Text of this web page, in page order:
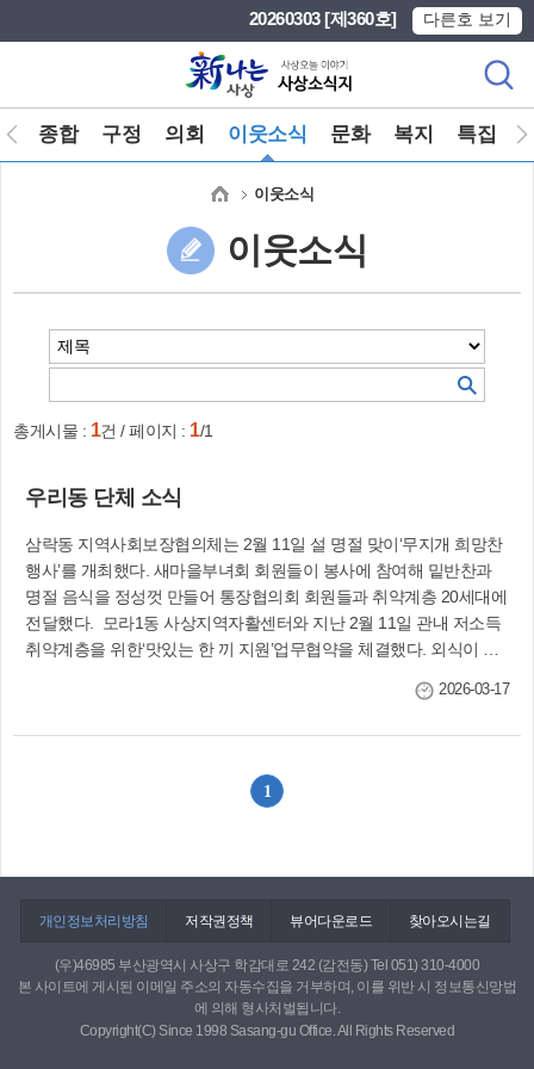
20260303 [제360호] 다른호 보기
종합 구정 의회 이웃소식 문화 복지 특집
이웃소식
이웃소식
총게시물 : 1건 / 페이지 : 1/1
우리동 단체 소식
삼락동 지역사회보장협의체는 2월 11일 설 명절 맞이‘무지개 희망찬
행사’를 개최했다. 새마을부녀회 회원들이 봉사에 참여해 밑반찬과
명절 음식을 정성껏 만들어 통장협의회 회원들과 취약계층 20세대에
전달했다. 모라1동 사상지역자활센터와 지난 2월 11일 관내 저소득
취약계층을 위한‘맛있는 한 끼 지원’업무협약을 체결했다. 외식이 어
개를 취약계층에 후원할 계획이다. 덕포1동 적십자사봉사회는 지난
2월 9일 취약계층 주거환경 개선을 위해 환경정비 봉사활동을 펼쳤
에게 청소년들이 선호하는 브랜드 책가방(1인당 15만 원 상당)과 입
민자치위원회는 지난 2월 10일 제12·13대 주민자치위원장 이·취임
식을 개최했다. 이날 행사는 지역주민과 내빈 등이 참석한 가운데 주
민자치의 성과를 되돌아보고 미래 비전을 공유하는 뜻깊은 자리가 됐
2026-03-17
1
개인정보처리방침 저작권정책 뷰어다운로드 찾아오시는길
(우)46985 부산광역시 사상구 학감대로 242 (감전동) Tel 051) 310-4000
본 사이트에 게시된 이메일 주소의 자동수집을 거부하며, 이를 위반 시 정보통신망법
에 의해 형사처벌됩니다.
Copyright(C) Since 1998 Sasang-gu Office. All Rights Reserved